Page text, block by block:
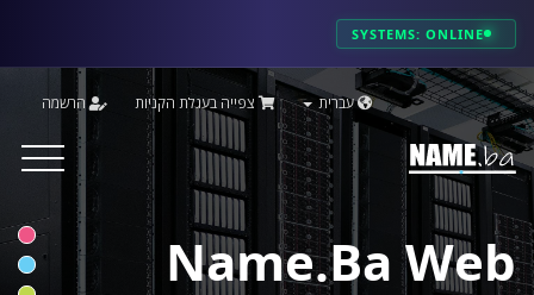
SYSTEMS: ONLINE
עברית צפייה בעגלת הקניות הרשמה
Toggle
Name.ba Web